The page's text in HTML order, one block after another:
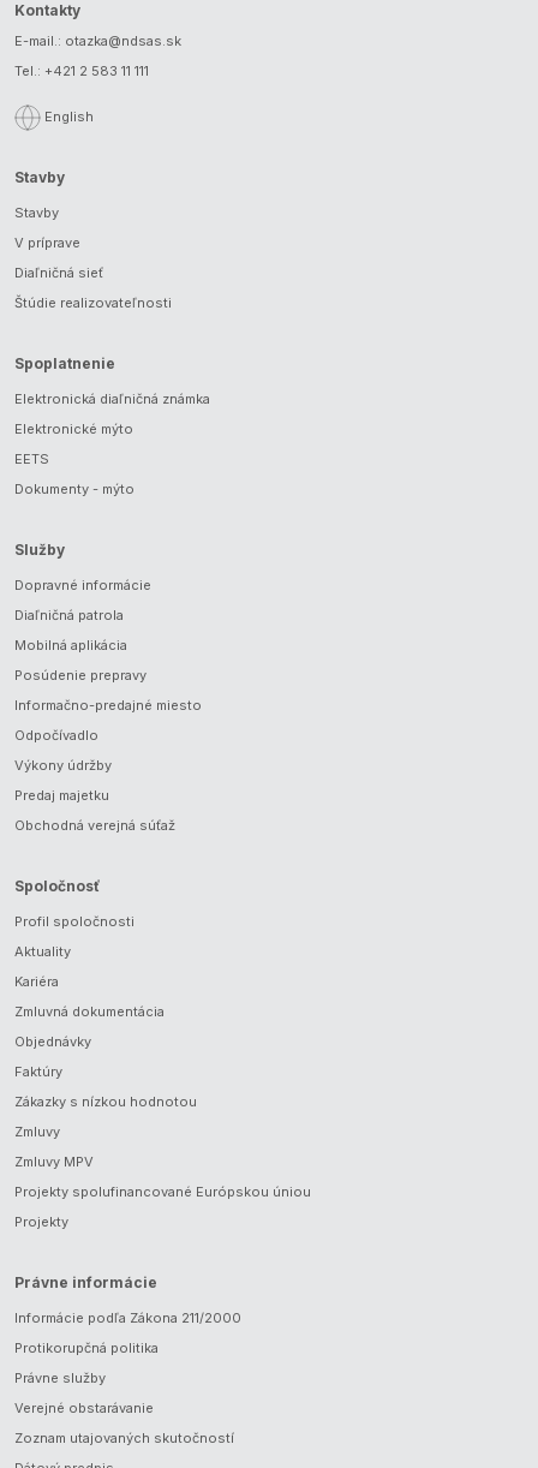
Kontakty
E-mail.: otazka@ndsas.sk
Tel.: +421 2 583 11 111
English
Stavby
Stavby
V príprave
Diaľničná sieť
Štúdie realizovateľnosti
Spoplatnenie
Elektronická diaľničná známka
Elektronické mýto
EETS
Dokumenty - mýto
Služby
Dopravné informácie
Diaľničná patrola
Mobilná aplikácia
Posúdenie prepravy
Informačno-predajné miesto
Odpočívadlo
Výkony údržby
Predaj majetku
Obchodná verejná súťaž
Spoločnosť
Profil spoločnosti
Aktuality
Kariéra
Zmluvná dokumentácia
Objednávky
Faktúry
Zákazky s nízkou hodnotou
Zmluvy
Zmluvy MPV
Projekty spolufinancované Európskou úniou
Projekty
Právne informácie
Informácie podľa Zákona 211/2000
Protikorupčná politika
Právne služby
Verejné obstarávanie
Zoznam utajovaných skutočností